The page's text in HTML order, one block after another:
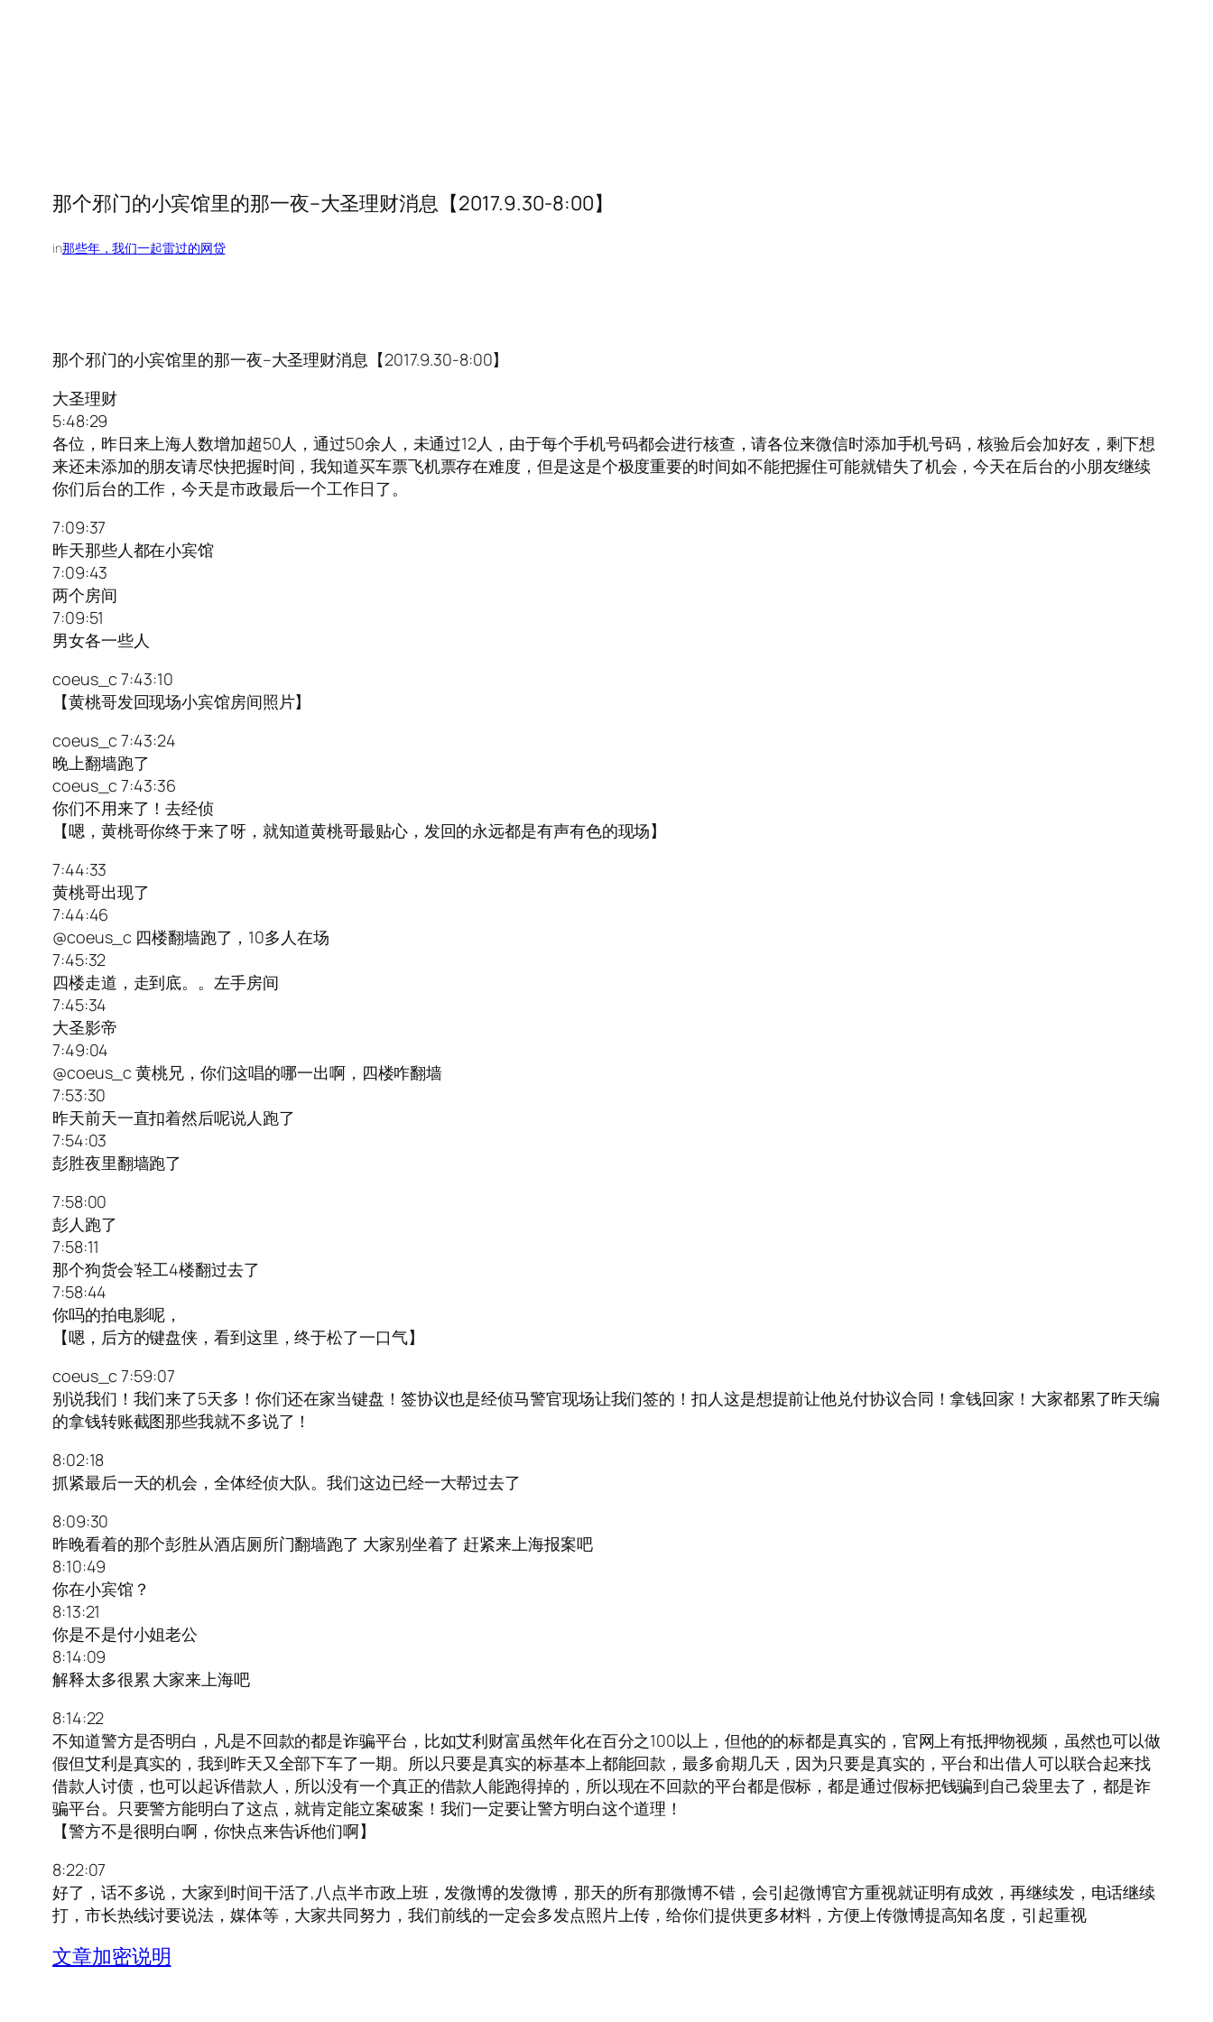
那个邪门的小宾馆里的那一夜–大圣理财消息【2017.9.30-8:00】
in那些年，我们一起雷过的网贷
那个邪门的小宾馆里的那一夜–大圣理财消息【2017.9.30-8:00】
大圣理财
5:48:29
各位，昨日来上海人数增加超50人，通过50余人，未通过12人，由于每个手机号码都会进行核查，请各位来微信时添加手机号码，核验后会加好友，剩下想
来还未添加的朋友请尽快把握时间，我知道买车票飞机票存在难度，但是这是个极度重要的时间如不能把握住可能就错失了机会，今天在后台的小朋友继续
你们后台的工作，今天是市政最后一个工作日了。
7:09:37
昨天那些人都在小宾馆
7:09:43
两个房间
7:09:51
男女各一些人
coeus_c 7:43:10
【黄桃哥发回现场小宾馆房间照片】
coeus_c 7:43:24
晚上翻墙跑了
coeus_c 7:43:36
你们不用来了！去经侦
【嗯，黄桃哥你终于来了呀，就知道黄桃哥最贴心，发回的永远都是有声有色的现场】
7:44:33
黄桃哥出现了
7:44:46
@coeus_c 四楼翻墙跑了，10多人在场
7:45:32
四楼走道，走到底。。左手房间
7:45:34
大圣影帝
7:49:04
@coeus_c 黄桃兄，你们这唱的哪一出啊，四楼咋翻墙
7:53:30
昨天前天一直扣着然后呢说人跑了
7:54:03
彭胜夜里翻墙跑了
7:58:00
彭人跑了
7:58:11
那个狗货会’轻工4楼翻过去了
7:58:44
你吗的拍电影呢，
【嗯，后方的键盘侠，看到这里，终于松了一口气】
coeus_c 7:59:07
别说我们！我们来了5天多！你们还在家当键盘！签协议也是经侦马警官现场让我们签的！扣人这是想提前让他兑付协议合同！拿钱回家！大家都累了昨天编
的拿钱转账截图那些我就不多说了！
8:02:18
抓紧最后一天的机会，全体经侦大队。我们这边已经一大帮过去了
8:09:30
昨晚看着的那个彭胜从酒店厕所门翻墙跑了 大家别坐着了 赶紧来上海报案吧
8:10:49
你在小宾馆？
8:13:21
你是不是付小姐老公
8:14:09
解释太多很累 大家来上海吧
8:14:22
不知道警方是否明白，凡是不回款的都是诈骗平台，比如艾利财富虽然年化在百分之100以上，但他的的标都是真实的，官网上有抵押物视频，虽然也可以做
假但艾利是真实的，我到昨天又全部下车了一期。所以只要是真实的标基本上都能回款，最多俞期几天，因为只要是真实的，平台和出借人可以联合起来找
借款人讨债，也可以起诉借款人，所以没有一个真正的借款人能跑得掉的，所以现在不回款的平台都是假标，都是通过假标把钱骗到自己袋里去了，都是诈
骗平台。只要警方能明白了这点，就肯定能立案破案！我们一定要让警方明白这个道理！
【警方不是很明白啊，你快点来告诉他们啊】
8:22:07
好了，话不多说，大家到时间干活了,八点半市政上班，发微博的发微博，那天的所有那微博不错，会引起微博官方重视就证明有成效，再继续发，电话继续
打，市长热线讨要说法，媒体等，大家共同努力，我们前线的一定会多发点照片上传，给你们提供更多材料，方便上传微博提高知名度，引起重视
文章加密说明